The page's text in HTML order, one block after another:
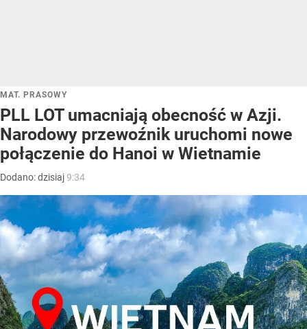
MAT. PRASOWY
PLL LOT umacniają obecność w Azji.
Narodowy przewoźnik uruchomi nowe
połączenie do Hanoi w Wietnamie
Dodano:dzisiaj9:34